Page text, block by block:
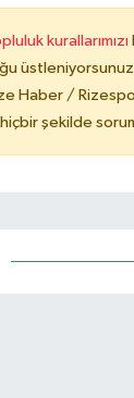
kurallarımızı
Haber /
şekilde